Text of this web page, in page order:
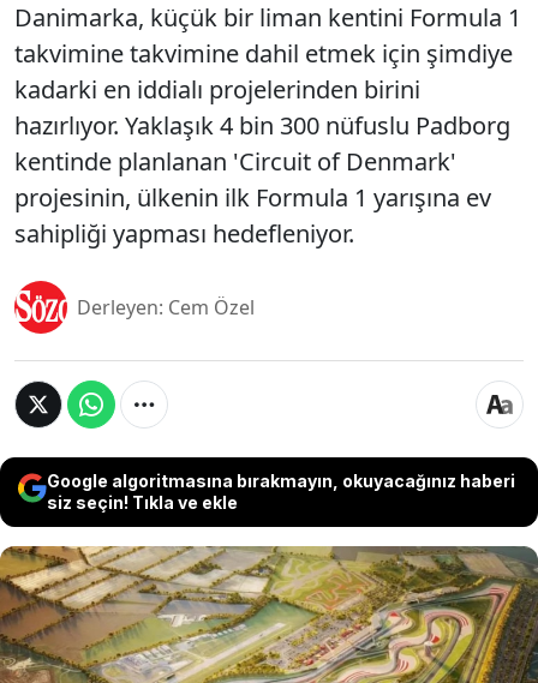
Danimarka, küçük bir liman kentini Formula 1
takvimine takvimine dahil etmek için şimdiye
kadarki en iddialı projelerinden birini
hazırlıyor. Yaklaşık 4 bin 300 nüfuslu Padborg
kentinde planlanan 'Circuit of Denmark'
projesinin, ülkenin ilk Formula 1 yarışına ev
sahipliği yapması hedefleniyor.
Derleyen: Cem Özel
Google algoritmasına bırakmayın, okuyacağınız haberi
siz seçin! Tıkla ve ekle
Danimarka, küçük bir liman kentini Formula 1
takvimine takvimine dahil etmek için şimdiye
kadarki en iddialı projelerinden birini hazırlıyor.